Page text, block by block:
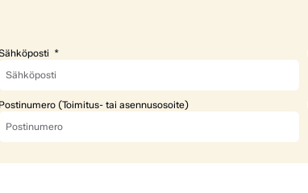
Postinumero (Toimitus- tai asennusosoite)